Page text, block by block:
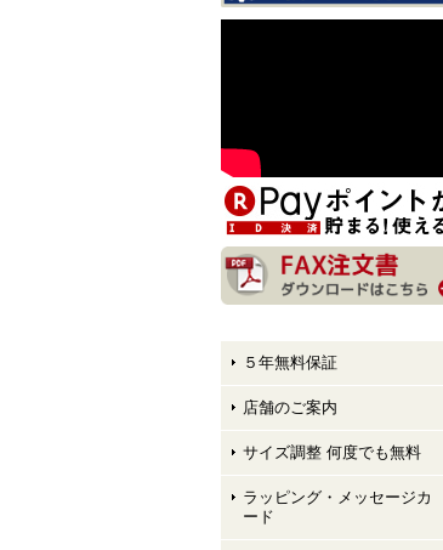
CITIZEN ATTESA AT8384-5
n ES9495-59E LIGHT in BL
ACK Eco-Drive 50th Anniver
sary Edition レディースモデ
ル 入荷しました！
５年無料保証
店舗のご案内
サイズ調整 何度でも無料
ラッピング・メッセージカ
ード